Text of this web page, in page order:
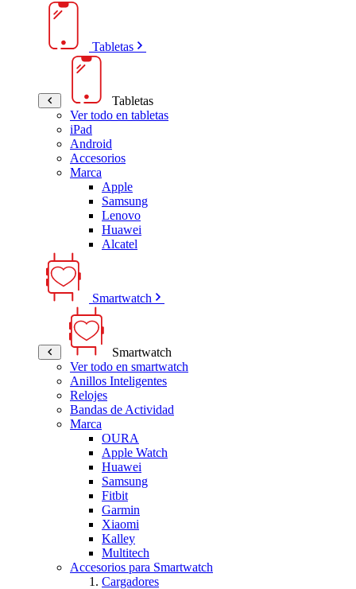
Tabletas
Tabletas
Ver todo en tabletas
iPad
Android
Accesorios
Marca
Apple
Samsung
Lenovo
Huawei
Alcatel
Smartwatch
Smartwatch
Ver todo en smartwatch
Anillos Inteligentes
Relojes
Bandas de Actividad
Marca
OURA
Apple Watch
Huawei
Samsung
Fitbit
Garmin
Xiaomi
Kalley
Multitech
Accesorios para Smartwatch
Cargadores